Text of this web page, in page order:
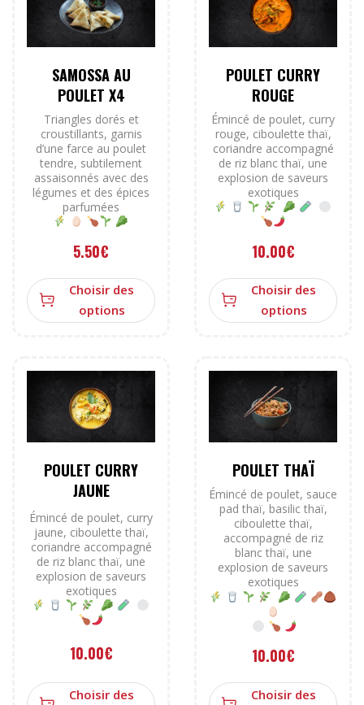
SAMOSSA AU
POULET X4
Triangles dorés et
croustillants, garnis
d’une farce au poulet
tendre, subtilement
assaisonnés avec des
légumes et des épices
parfumées
5.50€
Choisir des
options
POULET CURRY
ROUGE
Émincé de poulet, curry
rouge, ciboulette thaï,
coriandre accompagné
de riz blanc thaï, une
explosion de saveurs
exotiques
10.00€
Choisir des
options
POULET CURRY
JAUNE
Émincé de poulet, curry
jaune, ciboulette thaï,
coriandre accompagné
de riz blanc thaï, une
explosion de saveurs
exotiques
10.00€
Choisir des
POULET THAÏ
Émincé de poulet, sauce
pad thaï, basilic thaï,
ciboulette thaï,
accompagné de riz
blanc thaï, une
explosion de saveurs
exotiques
10.00€
Choisir des